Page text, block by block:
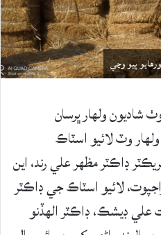
پيو وڃي
ولھار ڀرسان
وٽ لائيو اسٽاڪ
ڊاڪٽر مظهر علي رند، اين
لائيو اسٽاڪ جي ڊاڪٽر
علي ڊيشڪ، ڊاڪٽر الھڏنو